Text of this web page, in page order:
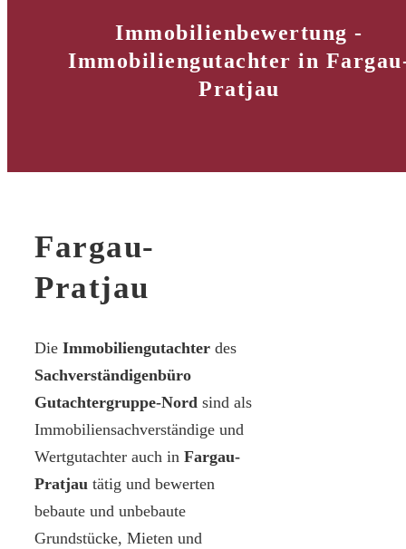
Immobilienbewertung -
Immobiliengutachter in
Pratjau
Fargau-
Pratjau
Die Immobiliengutachter des
Sachverständigenbüro
Gutachtergruppe-Nord sind als
Immobiliensachverständige und
Wertgutachter auch in Fargau-
Pratjau tätig und bewerten
bebaute und unbebaute
Grundstücke, Mieten und